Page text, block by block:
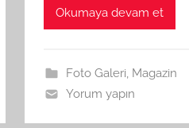
Okumaya devam et
Foto Galeri, Magazin
Yorum yapın